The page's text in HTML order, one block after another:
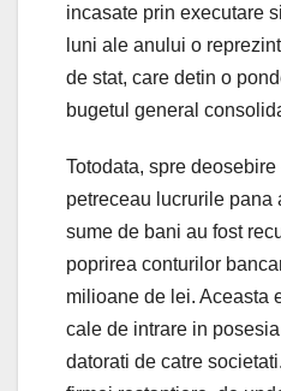
incasate prin executare
luni ale anului o
de stat, care detin o
bugetul general
Totodata, spre
petreceau lucrurile pana
sume de bani au fost
poprirea conturilor
milioane de lei. Aceasta
cale de intrare in
datorati de catre